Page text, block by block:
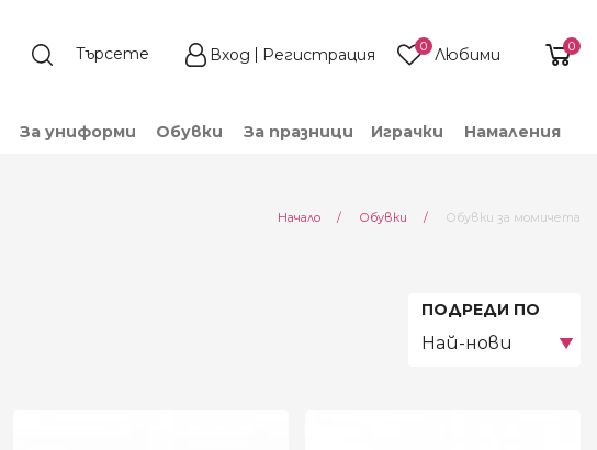
Вход Регистрация Любими
0 0
За униформи Обувки За празници Играчки Намаления
Начало Обувки Current:
Обувки за момичета
ПОДРЕДИ ПО